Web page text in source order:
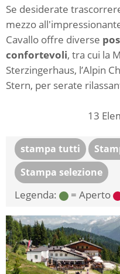
Se desiderate
mezzo
Cavallo offre diverse
confortevoli, tra cui la
Sterzingerhaus, l’Alpin
Stern, per serate
13
stampa tutti
Stampa selezione
Legenda: = Aperto